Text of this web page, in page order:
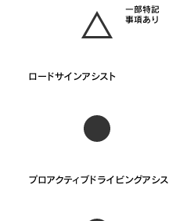
一部特記
事項あり
ロードサインアシスト